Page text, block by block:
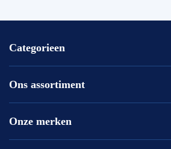
Categorieen
Altrex ladder
Altrex trap
Altrex kamersteiger
Rolsteiger kopen
Ons assortiment
Altrex
ASC
Onze merken